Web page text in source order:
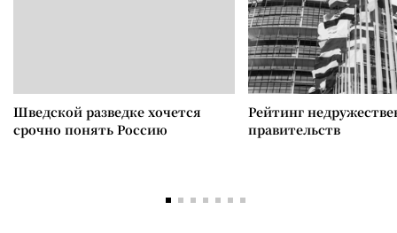
Шведской разведке хочется
срочно понять Россию
Рейтинг
правительств